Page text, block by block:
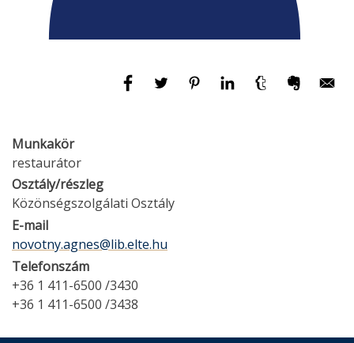
Munkakör
restaurátor
Osztály/részleg
Közönségszolgálati Osztály
E-mail
novotny.agnes@lib.elte.hu
Telefonszám
+36 1 411-6500 /3430
+36 1 411-6500 /3438